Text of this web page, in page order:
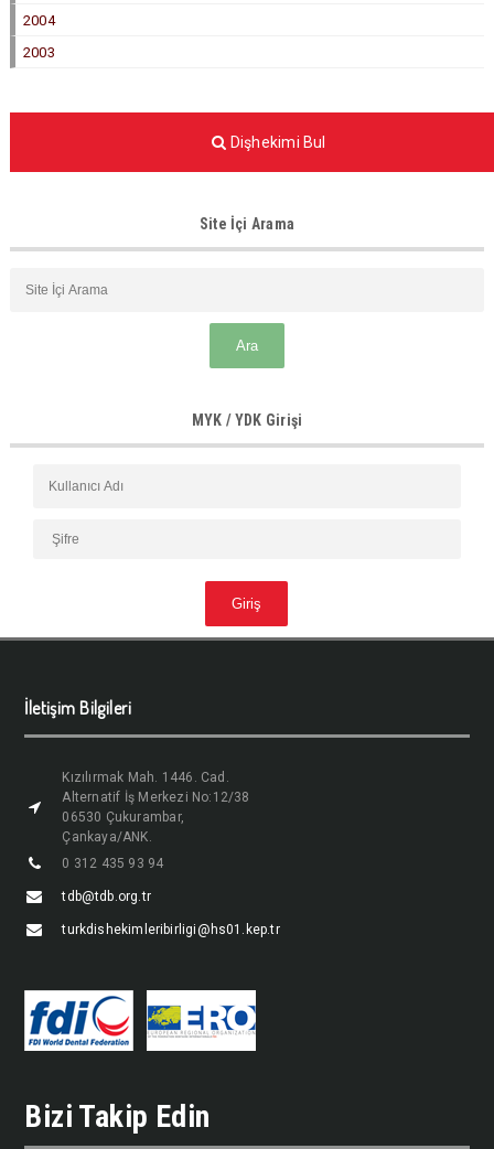
2004
2003
Dişhekimi Bul
Site İçi Arama
MYK / YDK Girişi
İletişim Bilgileri
Kızılırmak Mah. 1446. Cad.
Alternatif İş Merkezi No:12/38
06530 Çukurambar,
Çankaya/ANK.
0 312 435 93 94
tdb@tdb.org.tr
turkdishekimleribirligi@hs01.kep.tr
Bizi Takip Edin